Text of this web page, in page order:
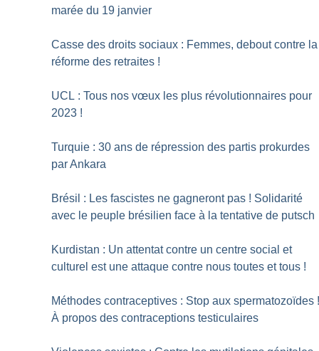
marée du 19 janvier
Casse des droits sociaux : Femmes, debout contre la
réforme des retraites !
UCL : Tous nos vœux les plus révolutionnaires pour
2023 !
Turquie : 30 ans de répression des partis prokurdes
par Ankara
Brésil : Les fascistes ne gagneront pas ! Solidarité
avec le peuple brésilien face à la tentative de putsch
Kurdistan : Un attentat contre un centre social et
culturel est une attaque contre nous toutes et tous !
Méthodes contraceptives : Stop aux spermatozoïdes
À propos des contraceptions testiculaires